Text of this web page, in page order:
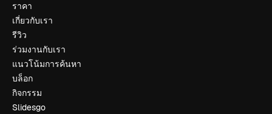
ราคา
เกี่ยวกับเรา
รีวิว
ร่วมงานกับเรา
แนวโน้มการค้นหา
บล็อก
กิจกรรม
Slidesgo